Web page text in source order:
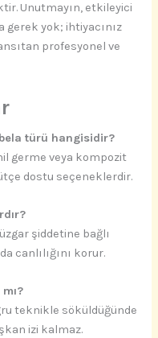
Unutmayın, etkileyici
yok; ihtiyacınız
profesyonel ve
türü hangisidir?
germe veya kompozit
dostu seçeneklerdir.
şiddetine bağlı
canlılığını korur.
teknikle söküldüğünde
izi kalmaz.